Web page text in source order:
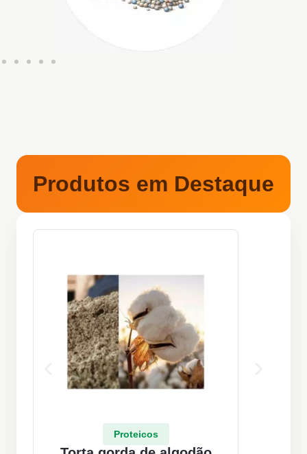
Produtos em Destaque
Proteicos